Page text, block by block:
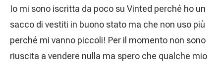
Io mi sono iscritta da poco su Vinted perché ho un
sacco di vestiti in buono stato ma che non uso più
perché mi vanno piccoli! Per il momento non sono
riuscita a vendere nulla ma spero che qualche mio